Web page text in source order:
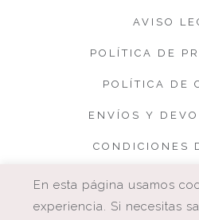
AVISO
POLÍTICA DE
POLÍTICA DE
ENVÍOS Y
CONDICIONES
En esta página usamos
experiencia. Si necesitas